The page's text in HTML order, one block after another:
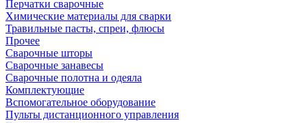
Перчатки сварочные
Химические материалы для сварки
Травильные пасты, спреи, флюсы
Прочее
Сварочные шторы
Сварочные занавесы
Сварочные полотна и одеяла
Комплектующие
Вспомогательное оборудование
Пульты дистанционного управления